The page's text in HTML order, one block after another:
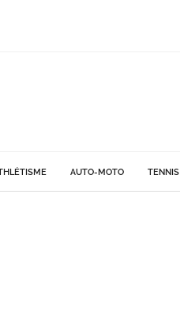
AUTO-MOTO TENNIS